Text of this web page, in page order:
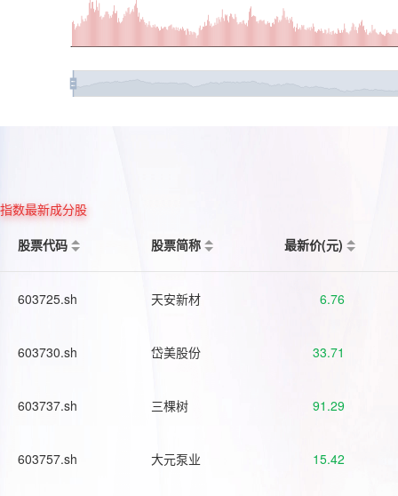
指数最新成分股
股票代码
股票简称 最新价(元)
603725.sh 天安新材 6.76
603730.sh 岱美股份 33.71
603737.sh 三棵树 91.29
603757.sh 大元泵业 15.42